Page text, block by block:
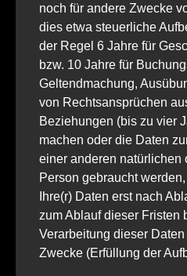
noch für andere Zwecke
dies etwa steuerliche
der Regel 6 Jahre für
bzw. 10 Jahre für
Geltendmachung,
von Rechtsansprüchen
Beziehungen (bis zu vier
machen oder die Daten
einer anderen natürlichen
Person gebraucht
Ihre(r) Daten erst nach
zum Ablauf dieser Fristen
Verarbeitung dieser
Zwecke (Erfüllung der